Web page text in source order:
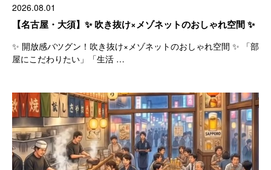
2026.08.01
【名古屋・大須】✨ 吹き抜け×メゾネットのおしゃれ空間 ✨
✨ 開放感バツグン！吹き抜け×メゾネットのおしゃれ空間 ✨ 「部
屋にこだわりたい」「生活 …